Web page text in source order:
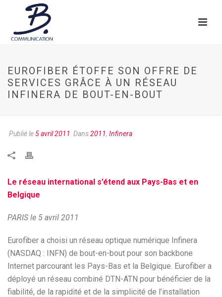
EUROFIBER ÉTOFFE SON OFFRE DE
SERVICES GRÂCE À UN RÉSEAU
INFINERA DE BOUT-EN-BOUT
Publié le5 avril 2011 Dans2011, Infinera
Le réseau international s’étend aux Pays-Bas et en
Belgique
PARIS le 5 avril 2011
Eurofiber a choisi un réseau optique numérique Infinera
(NASDAQ : INFN) de bout-en-bout pour son backbone
Internet parcourant les Pays-Bas et la Belgique. Eurofiber a
déployé un réseau combiné DTN-ATN pour bénéficier de la
fiabilité, de la rapidité et de la simplicité de l’installation